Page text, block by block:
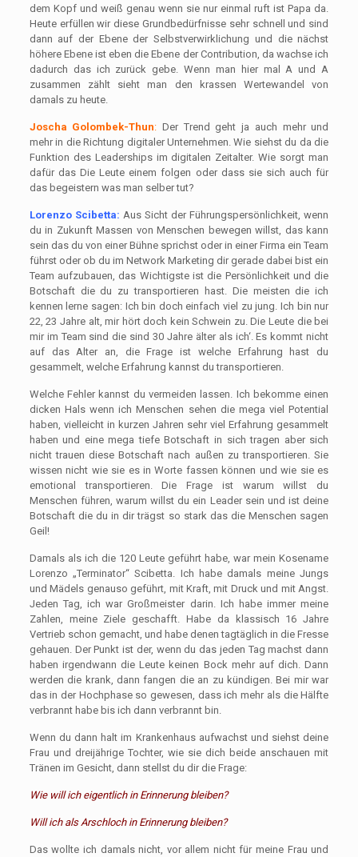
dem Kopf und weiß genau wenn sie nur einmal ruft ist Papa da.
Heute erfüllen wir diese Grundbedürfnisse sehr schnell und sind
dann auf der Ebene der Selbstverwirklichung und die nächst
höhere Ebene ist eben die Ebene der Contribution, da wachse ich
dadurch das ich zurück gebe. Wenn man hier mal A und A
zusammen zählt sieht man den krassen Wertewandel von
damals zu heute.
Joscha Golombek-Thun: Der Trend geht ja auch mehr und
mehr in die Richtung digitaler Unternehmen. Wie siehst du da die
Funktion des Leaderships im digitalen Zeitalter. Wie sorgt man
dafür das Die Leute einem folgen oder dass sie sich auch für
das begeistern was man selber tut?
Lorenzo Scibetta: Aus Sicht der Führungspersönlichkeit, wenn
du in Zukunft Massen von Menschen bewegen willst, das kann
sein das du von einer Bühne sprichst oder in einer Firma ein Team
führst oder ob du im Network Marketing dir gerade dabei bist ein
Team aufzubauen, das Wichtigste ist die Persönlichkeit und die
Botschaft die du zu transportieren hast. Die meisten die ich
kennen lerne sagen: Ich bin doch einfach viel zu jung. Ich bin nur
22, 23 Jahre alt, mir hört doch kein Schwein zu. Die Leute die bei
mir im Team sind die sind 30 Jahre älter als ich‘. Es kommt nicht
auf das Alter an, die Frage ist welche Erfahrung hast du
gesammelt, welche Erfahrung kannst du transportieren.
Welche Fehler kannst du vermeiden lassen. Ich bekomme einen
dicken Hals wenn ich Menschen sehen die mega viel Potential
haben, vielleicht in kurzen Jahren sehr viel Erfahrung gesammelt
haben und eine mega tiefe Botschaft in sich tragen aber sich
nicht trauen diese Botschaft nach außen zu transportieren. Sie
wissen nicht wie sie es in Worte fassen können und wie sie es
emotional transportieren. Die Frage ist warum willst du
Menschen führen, warum willst du ein Leader sein und ist deine
Botschaft die du in dir trägst so stark das die Menschen sagen
Geil!
Damals als ich die 120 Leute geführt habe, war mein Kosename
Lorenzo „Terminator“ Scibetta. Ich habe damals meine Jungs
und Mädels genauso geführt, mit Kraft, mit Druck und mit Angst.
Jeden Tag, ich war Großmeister darin. Ich habe immer meine
Zahlen, meine Ziele geschafft. Habe da klassisch 16 Jahre
Vertrieb schon gemacht, und habe denen tagtäglich in die Fresse
gehauen. Der Punkt ist der, wenn du das jeden Tag machst dann
haben irgendwann die Leute keinen Bock mehr auf dich. Dann
werden die krank, dann fangen die an zu kündigen. Bei mir war
das in der Hochphase so gewesen, dass ich mehr als die Hälfte
verbrannt habe bis ich dann verbrannt bin.
Wenn du dann halt im Krankenhaus aufwachst und siehst deine
Frau und dreijährige Tochter, wie sie dich beide anschauen mit
Tränen im Gesicht, dann stellst du dir die Frage:
Wie will ich eigentlich in Erinnerung bleiben?
Will ich als Arschloch in Erinnerung bleiben?
Das wollte ich damals nicht, vor allem nicht für meine Frau und